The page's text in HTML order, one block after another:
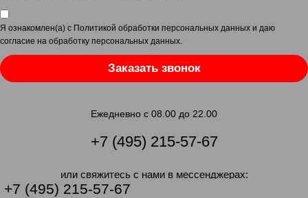
Я ознакомлен(а) с Политикой обработки персональных данных и даю
согласие на обработку персональных данных
Заказать звонок
Ежедневно с 08.00 до 22.00
+7 (495) 215-57-67
или свяжитесь с нами в мессенджерах:
+7 (495) 215-57-67